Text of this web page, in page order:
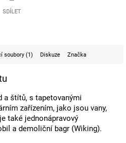
SDÍLET
soubory (1) Diskuze Značka
a štítů, s tapetovanými
zařízením, jako jsou vany,
také jednonápravový
a demoliční bagr (Wiking).